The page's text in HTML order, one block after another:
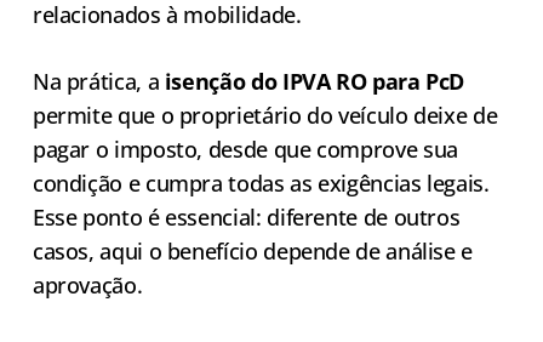
relacionados à mobilidade.
Na prática, a isenção do IPVA RO para PcD
permite que o proprietário do veículo deixe de
pagar o imposto, desde que comprove sua
condição e cumpra todas as exigências legais.
Esse ponto é essencial: diferente de outros
casos, aqui o benefício depende de análise e
aprovação.